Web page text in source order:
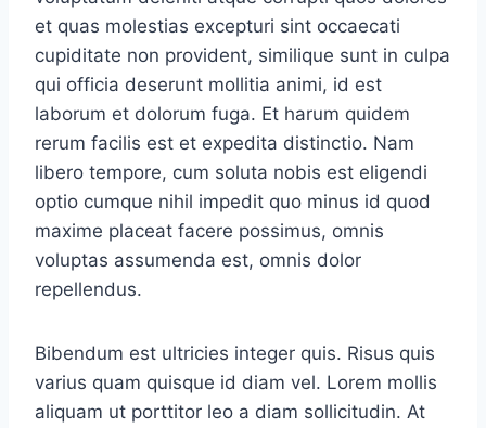
et quas molestias excepturi sint occaecati
cupiditate non provident, similique sunt in culpa
qui officia deserunt mollitia animi, id est
laborum et dolorum fuga. Et harum quidem
rerum facilis est et expedita distinctio. Nam
libero tempore, cum soluta nobis est eligendi
optio cumque nihil impedit quo minus id quod
maxime placeat facere possimus, omnis
voluptas assumenda est, omnis dolor
repellendus.
Bibendum est ultricies integer quis. Risus quis
varius quam quisque id diam vel. Lorem mollis
aliquam ut porttitor leo a diam sollicitudin. At